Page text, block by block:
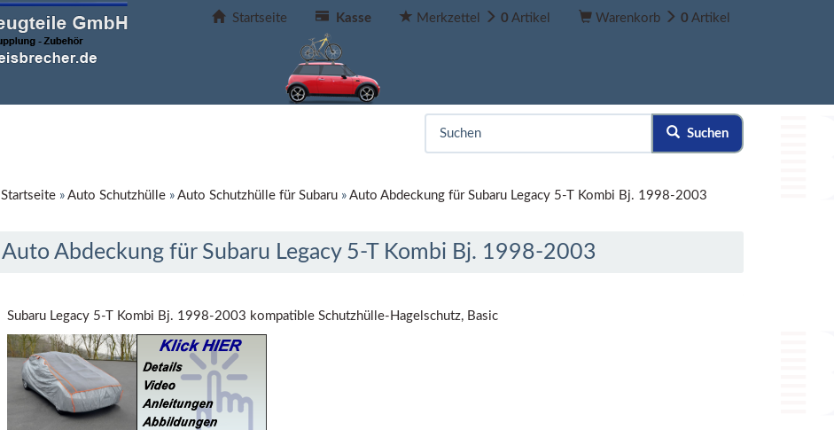
Startseite Kasse Merkzettel 0 Artikel Warenkorb 0 Artikel
Suchen
Startseite» Auto Schutzhülle» Auto Schutzhülle für Subaru» Auto Abdeckung für Subaru Legacy 5-T Kombi Bj. 1998-2003
Auto Abdeckung für Subaru Legacy 5-T Kombi Bj. 1998-2003
Subaru Legacy 5-T Kombi Bj. 1998-2003 kompatible Schutzhülle-Hagelschutz, Basic